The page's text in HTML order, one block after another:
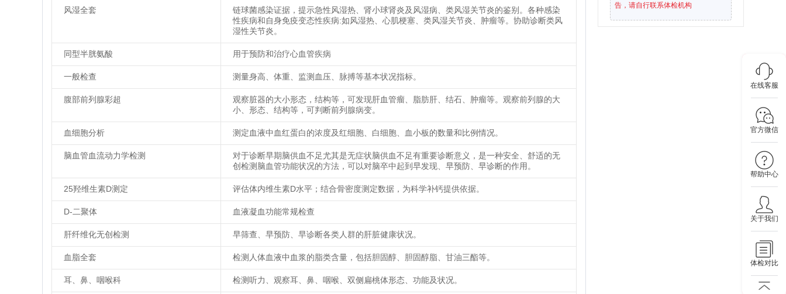
在线客服
官方微信
帮助中心
关于我们
体检对比
风湿全套
链球菌感染证据，提示急性风湿热、肾小球肾炎及风湿病、类风湿关节炎的鉴别。各种感染
性疾病和自身免疫变态性疾病:如风湿热、心肌梗塞、类风湿关节炎、肿瘤等。协助诊断类风
湿性关节炎。
同型半胱氨酸 用于预防和治疗心血管疾病
一般检查 测量身高、体重、监测血压、脉搏等基本状况指标。
腹部前列腺彩超
观察脏器的大小形态，结构等，可发现肝血管瘤、脂肪肝、结石、肿瘤等。观察前列腺的大
小、形态、结构等，可判断前列腺病变。
血细胞分析 测定血液中血红蛋白的浓度及红细胞、白细胞、血小板的数量和比例情况。
脑血管血流动力学检测
对于诊断早期脑供血不足尤其是无症状脑供血不足有重要诊断意义，是一种安全、舒适的无
创检测脑血管功能状况的方法，可以对脑卒中起到早发现、早预防、早诊断的作用。
25羟维生素D测定 评估体内维生素D水平；结合骨密度测定数据，为科学补钙提供依据。
D-二聚体 血液凝血功能常规检查
肝纤维化无创检测 早筛查、早预防、早诊断各类人群的肝脏健康状况。
血脂全套 检测人体血液中血浆的脂类含量，包括胆固醇、胆固醇脂、甘油三酯等。
耳、鼻、咽喉科 检测听力、观察耳、鼻、咽喉、双侧扁桃体形态、功能及状况。
告，请自行联系体检机构